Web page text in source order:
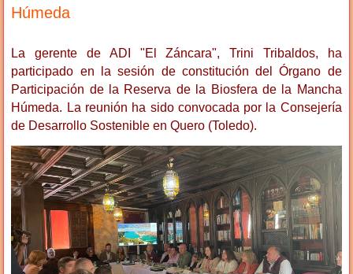
Húmeda
La gerente de ADI "El Záncara", Trini Tribaldos, ha
participado en la sesión de constitución del Órgano de
Participación de la Reserva de la Biosfera de la Mancha
Húmeda. La reunión ha sido convocada por la Consejería
de Desarrollo Sostenible en Quero (Toledo).